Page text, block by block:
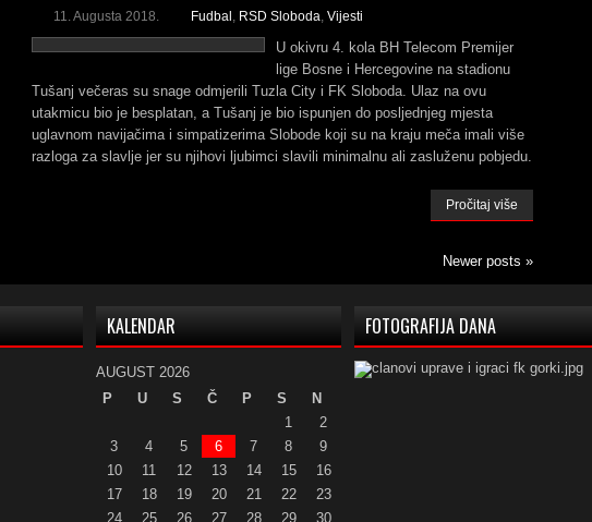
11. Augusta 2018. Fudbal , RSD Sloboda, Vijesti
U okivru 4. kola BH Telecom Premijer
lige Bosne i Hercegovine na stadionu
Tušanj večeras su snage odmjerili Tuzla City i FK Sloboda. Ulaz na ovu
utakmicu bio je besplatan, a Tušanj je bio ispunjen do posljednjeg mjesta
uglavnom navijačima i simpatizerima Slobode koji su na kraju meča imali više
razloga za slavlje jer su njihovi ljubimci slavili minimalnu ali zasluženu pobjedu.
Pročitaj više
Newer posts »
KALENDAR
AUGUST 2026
P
U S Č P S
N
1
2
3
4 5 6 7 8
9
10
11 12 13 14 15
16
17
18 19 20 21 22
23
24
25 26 27 28 29 30
FOTOGRAFIJA DANA